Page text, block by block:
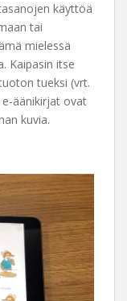
käyttöä
tai
mielessä
Kaipasin itse
tueksi (vrt.
äänikirjat ovat
kuvia.